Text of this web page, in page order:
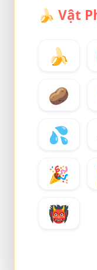
🍌 Vật
🍌
🥔
💦
🎉
👹